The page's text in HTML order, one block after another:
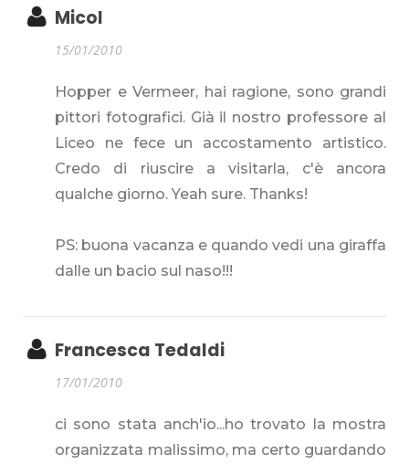
Micol
15/01/2010
Hopper e Vermeer, hai ragione, sono grandi
pittori fotografici. Già il nostro professore al
Liceo ne fece un accostamento artistico.
Credo di riuscire a visitarla, c'è ancora
qualche giorno. Yeah sure. Thanks!
PS: buona vacanza e quando vedi una giraffa
dalle un bacio sul naso!!!
Francesca Tedaldi
17/01/2010
ci sono stata anch'io...ho trovato la mostra
organizzata malissimo, ma certo guardando